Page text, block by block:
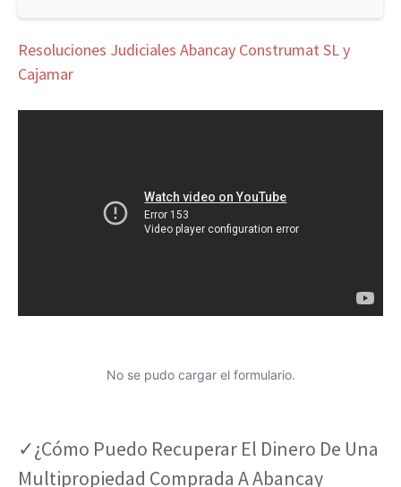
Resoluciones Judiciales Abancay Construmat SL y
Cajamar
No se pudo cargar el formulario.
✓¿Cómo Puedo Recuperar El Dinero De Una
Multipropiedad Comprada A Abancay